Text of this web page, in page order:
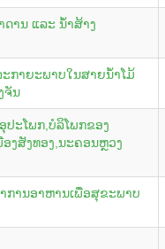
ານ ແລະ ນໍ້າສ້າງ
ກາຍະພາບໃນສາຍນ້ຳໂມ້
ຈັນ
ປະໂພກ,ບໍລິໂພກຂອງ
ງສັງທອງ,ນະຄອນຫຼວງ
ການອາຫານເພື່ອສຸຂະພາບ